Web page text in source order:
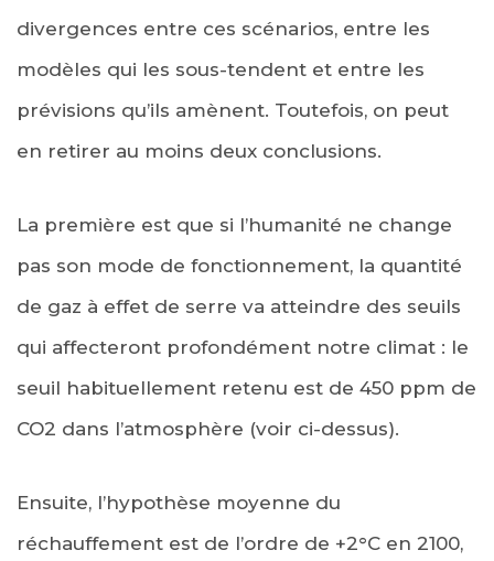
divergences entre ces scénarios, entre les
modèles qui les sous-tendent et entre les
prévisions qu’ils amènent. Toutefois, on peut
en retirer au moins deux conclusions.
La première est que si l’humanité ne change
pas son mode de fonctionnement, la quantité
de gaz à effet de serre va atteindre des seuils
qui affecteront profondément notre climat : le
seuil habituellement retenu est de 450 ppm de
CO2 dans l’atmosphère (voir ci-dessus).
Ensuite, l’hypothèse moyenne du
réchauffement est de l’ordre de +2°C en 2100,